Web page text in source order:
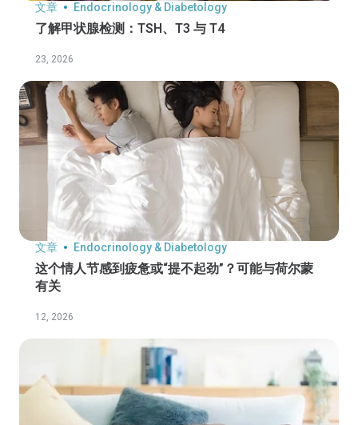
文章 Endocrinology & Diabetology
了解甲状腺检测：TSH、T3 与 T4
23, 2026
文章 Endocrinology & Diabetology
这个情人节感到疲惫或“提不起劲”？可能与荷尔蒙
有关
12, 2026